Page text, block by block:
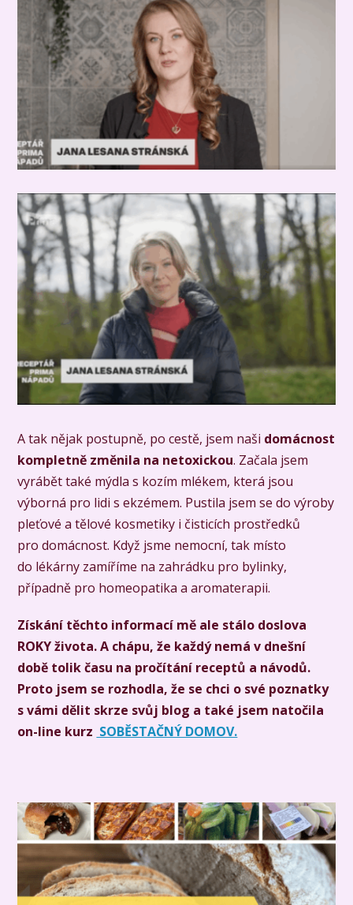
A tak nějak postupně, po cestě, jsem naši domácnost
kompletně změnila na netoxickou. Začala jsem
vyrábět také mýdla s kozím mlékem, která jsou
výborná pro lidi s ekzémem. Pustila jsem se do výroby
pleťové a tělové kosmetiky i čisticích prostředků
pro domácnost. Když jsme nemocní, tak místo
do lékárny zamíříme na zahrádku pro bylinky,
případně pro homeopatika a aromaterapii.
Získání těchto informací mě ale stálo doslova
ROKY života. A chápu, že každý nemá v dnešní
době tolik času na pročítání receptů a návodů.
Proto jsem se rozhodla, že se chci o své poznatky
s vámi dělit skrze svůj blog a také jsem natočila
on-line kurz SOBĚSTAČNÝ DOMOV.